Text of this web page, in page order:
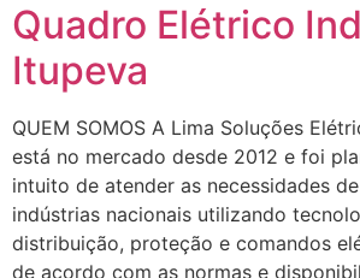
Quadro Elétrico
Itupeva
QUEM SOMOS A Lima Soluções
está no mercado desde 2012 e foi
intuito de atender as necessidades
indústrias nacionais utilizando
distribuição, proteção e comandos
de acordo com as normas e